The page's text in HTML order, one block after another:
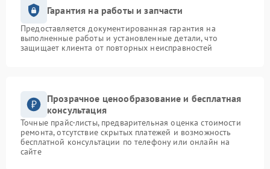
Гарантия на работы и запчасти
Предоставляется документированная гарантия на
выполненные работы и установленные детали, что
защищает клиента от повторных неисправностей
Прозрачное ценообразование и бесплатная
консультация
Точные прайс-листы, предварительная оценка стоимости
ремонта, отсутствие скрытых платежей и возможность
бесплатной консультации по телефону или онлайн на
сайте